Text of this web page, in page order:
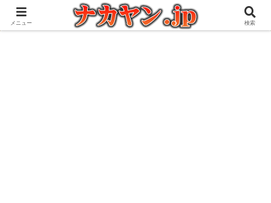
アウトドアとガジェット好きな管理人の愉快な日々を綴るブログ
メニュー 検索